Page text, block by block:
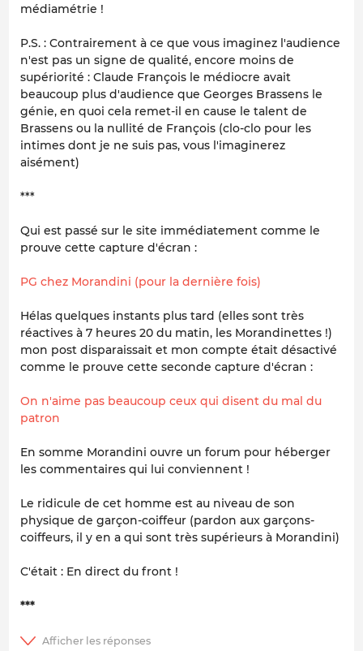
médiamétrie !
P.S. : Contrairement à ce que vous imaginez l'audience
n'est pas un signe de qualité, encore moins de
supériorité : Claude François le médiocre avait
beaucoup plus d'audience que Georges Brassens le
génie, en quoi cela remet-il en cause le talent de
Brassens ou la nullité de François (clo-clo pour les
intimes dont je ne suis pas, vous l'imaginerez
aisément)
***
Qui est passé sur le site immédiatement comme le
prouve cette capture d'écran :
PG chez Morandini (pour la dernière fois)
Hélas quelques instants plus tard (elles sont très
réactives à 7 heures 20 du matin, les Morandinettes !)
mon post disparaissait et mon compte était désactivé
comme le prouve cette seconde capture d'écran :
On n'aime pas beaucoup ceux qui disent du mal du
patron
En somme Morandini ouvre un forum pour héberger
les commentaires qui lui conviennent !
Le ridicule de cet homme est au niveau de son
physique de garçon-coiffeur (pardon aux garçons-
coiffeurs, il y en a qui sont très supérieurs à Morandini)
C'était : En direct du front !
***